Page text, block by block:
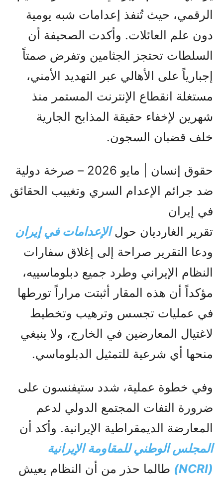
الرقمي، حيث تُنفذ إعدامات شبه يومية
دون علم العائلات. وأكدت الصحيفة أن
السلطات تحتجز الجثامين وتفرض صمتاً
إجبارياً على الأهالي عبر التهديد الأمني،
مستغلة انقطاع الإنترنت المستمر منذ
شهرين لإخفاء حقيقة المذابح الجارية
خلف قضبان السجون.
حقوق إنسان | مايو 2026 – صرخة دولية
ضد جرائم الإعدام السري وتغييب الحقائق
في إيران
تقرير الغارديان حولالإعدامات في إيران
ودعا التقرير صراحة إلى إغلاق سفارات
النظام الإيراني وطرد جميع دبلوماسييه،
مؤكداً أن هذه المقار أثبتت مراراً تورطها
في عمليات تجسس وترهيب وتخطيط
لاغتيال المعارضين في الخارج، ولا ينبغي
منحها أي شرعية للتمثيل الدبلوماسي.
وفي خطوة عملية، شدد ستيفنسون على
ضرورة التفات المجتمع الدولي لدعم
المعارضة الديمقراطية الإيرانية. وأكد أن
المجلس الوطني للمقاومة الإيرانية
(NCRI)
طالما حذر من أن النظام يعيش